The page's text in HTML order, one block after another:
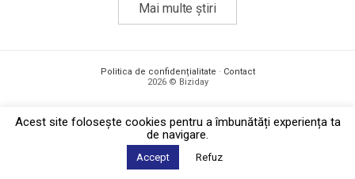
Mai multe știri
Politica de confidențialitate · Contact
2026 © Biziday
Acest site foloseşte cookies pentru a îmbunătăți experiența ta
de navigare.
Accept Refuz